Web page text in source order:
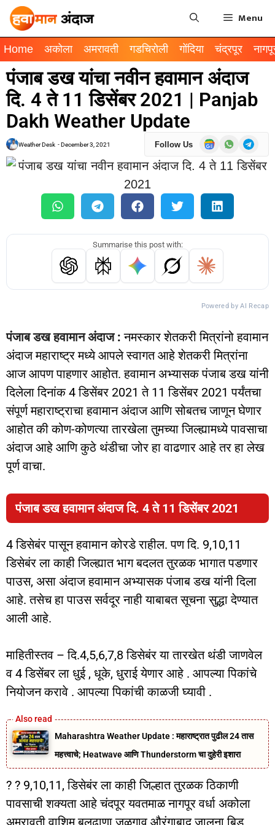
Menu
Home अकोला अमरावती गडचिरोली गोंदिया चंद्रपूर
पंजाब डख यांचा नवीन हवामान अंदाज
दि. 4 ते 11 डिसेंबर 2021 | Panjab
Dakh Weather Update
Weather Desk -December 3, 2021 Follow Us
Summarise this post with:
Powered by AI Recap
पंजाब डख हवामान अंदाज : नमस्कार शेतकरी मित्रांनो हवामान
अंदाज महाराष्ट्र मध्ये आपले स्वागत आहे शेतकरी मित्रांना
आज आपण पाहणार आहोत. हवामान अभ्यासक पंजाब डख यांनी
दिलेला दिनांक 4 डिसेंबर 2021 ते 11 डिसेंबर 2021 पर्यंतचा
संपूर्ण महाराष्ट्राचा हवामान अंदाज आणि सोबतच जाणून घेणार
आहोत की कोण-कोणत्या तारखेला तुमच्या जिल्ह्यामध्ये पावसाचा
अंदाज आहे आणि कुठे थंडीचा जोर हा वाढणार आहे तर हा लेख
पूर्ण वाचा.
पंजाब डख हवामान अंदाज दि. 4 ते 11 डिसेंबर 2021
4 डिसेबंर पासून हवामान कोरडे राहील. पण दि. 9,10,11
डिसेबंर ला काही जिल्ह्यात भाग बदलत तुरळक भागात पडणार
पाउस, असा अंदाज हवामान अभ्यासक पंजाब डख यांनी दिला
आहे. तसेच हा पाउस सर्वदूर नाही याबाबत सूचना सुद्धा देण्यात
आली आहे.
माहितीस्तव – दि.4,5,6,7,8 डिसेबंर या तारखेत थंडी जाणवेल
व 4 डिसेंबर ला धुई , धूके, धुराई येणार आहे . आपल्या पिकांचे
नियोजन करावे . आपल्या पिकांची काळजी घ्यावी .
Maharashtra Weather Update : महाराष्ट्रात पुढील 24 तास
महत्त्वाचे; Heatwave आणि Thunderstorm चा दुहेरी इशारा
? ?️ 9,10,11, डिसेबंर ला काही जिल्हात तुरळक ठिकाणी
पावसाची शक्यता आहे चंदपूर यवतमाळ नागपूर वर्धा अकोला
अमरावती वाशिम बुलढाणा जळगाव औरंगाबाद जालना बिड